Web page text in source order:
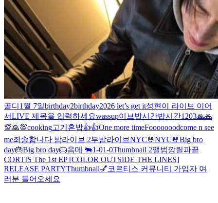
골디 1월 7일birthday2birthday2026 let’s get it성현이 라이브 이어
서LIVE 제목을 입력하세요wassup이브 밥시간밥시간1203🙏🙏
💯🙏💯cooking고기 혼밥👍👍One more timeFooooooodcome n see
me죄송합니다 밤라이브 2부밤라이브NYC🤘 NYC🤘 Big bro
day🎂Big bro day🎂음메 🐃1-01-0Thumbnail 2앨범깡릴파끝
CORTIS The 1st EP [COLOR OUTSIDE THE LINES]
RELEASE PARTYThumbnail💅 코르티스 커뮤니티 가입자 여
러분 들어오세요